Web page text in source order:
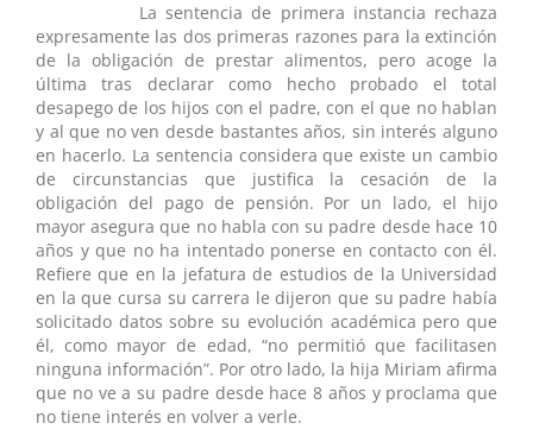
La sentencia de primera instancia rechaza
expresamente las dos primeras razones para la extinción
de la obligación de prestar alimentos, pero acoge la
última tras declarar como hecho probado el total
desapego de los hijos con el padre, con el que no hablan
y al que no ven desde bastantes años, sin interés alguno
en hacerlo. La sentencia considera que existe un cambio
de circunstancias que justifica la cesación de la
obligación del pago de pensión. Por un lado, el hijo
mayor asegura que no habla con su padre desde hace 10
años y que no ha intentado ponerse en contacto con él.
Refiere que en la jefatura de estudios de la Universidad
en la que cursa su carrera le dijeron que su padre había
solicitado datos sobre su evolución académica pero que
él, como mayor de edad, “no permitió que facilitasen
ninguna información”. Por otro lado, la hija Miriam afirma
que no ve a su padre desde hace 8 años y proclama que
no tiene interés en volver a verle.